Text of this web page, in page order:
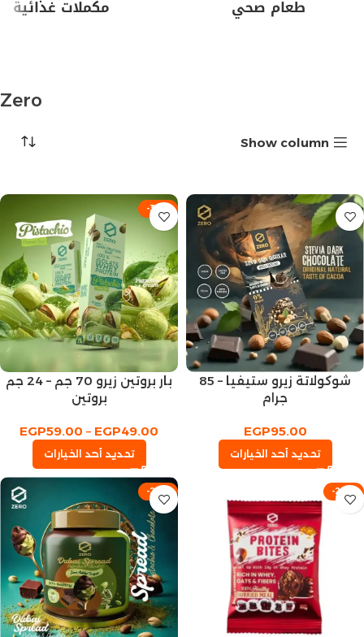
طعام صحي مكملات غذائية
Zero
Show column
شوكولاتة زيرو ستيفيا – 85
جرام
EGP95.00
تحديد أحد الخيارات
-35%
بار بروتين زيرو 70 جم – 24 جم
بروتين
EGP49.00
–
EGP59.00
تحديد أحد الخيارات
-20%
-24%